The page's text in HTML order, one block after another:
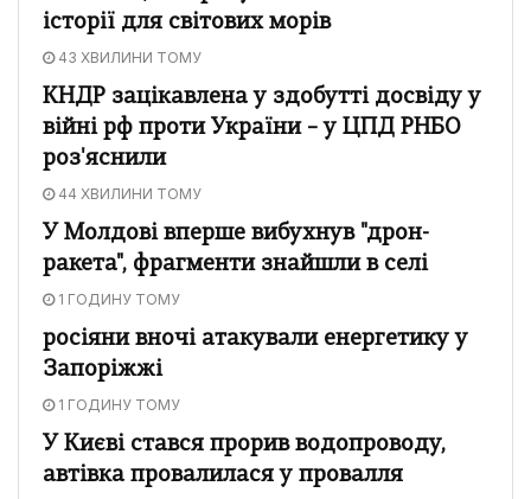
історії для світових морів
43 ХВИЛИНИ ТОМУ
КНДР зацікавлена у здобутті досвіду у
війні рф проти України – у ЦПД РНБО
роз'яснили
44 ХВИЛИНИ ТОМУ
У Молдові вперше вибухнув "дрон-
ракета", фрагменти знайшли в селі
1 ГОДИНУ ТОМУ
росіяни вночі атакували енергетику у
Запоріжжі
1 ГОДИНУ ТОМУ
У Києві стався прорив водопроводу,
автівка провалилася у провалля